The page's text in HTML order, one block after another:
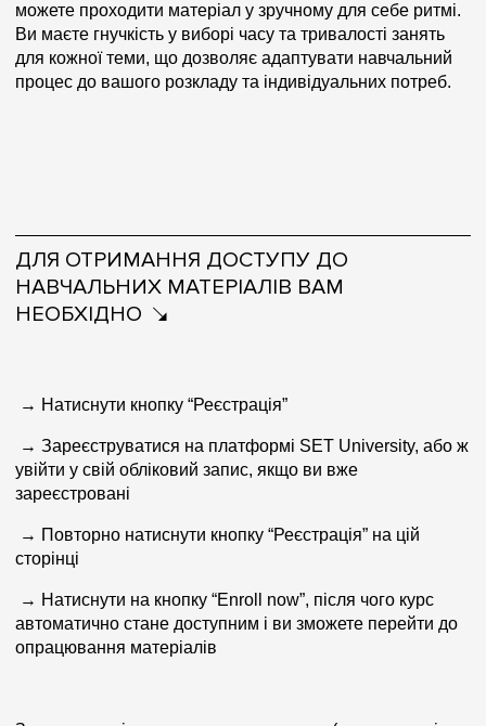
можете проходити матеріал у зручному для себе ритмі.
Ви маєте гнучкість у виборі часу та тривалості занять
для кожної теми, що дозволяє адаптувати навчальний
процес до вашого розкладу та індивідуальних потреб.
ДЛЯ ОТРИМАННЯ ДОСТУПУ ДО
НАВЧАЛЬНИХ МАТЕРІАЛІВ ВАМ
НЕОБХІДНО
→ Натиснути кнопку “Реєстрація”
→ Зареєструватися на платформі SET University, або ж
увійти у свій обліковий запис, якщо ви вже
зареєстровані
→ Повторно натиснути кнопку “Реєстрація” на цій
сторінці
→ Натиснути на кнопку “Enroll now”, після чого курс
автоматично стане доступним і ви зможете перейти до
опрацювання матеріалів